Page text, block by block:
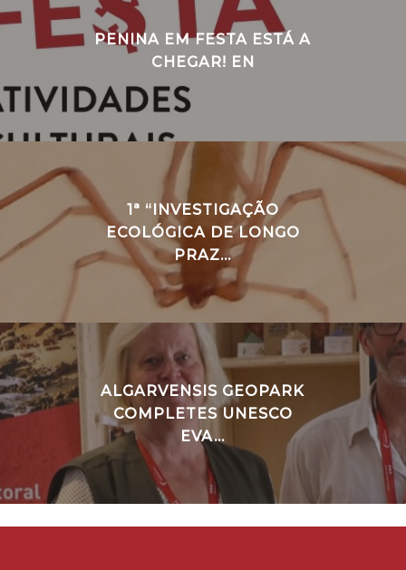
PENINA EM FESTA ESTÁ A
CHEGAR! EN
1ª “INVESTIGAÇÃO
ECOLÓGICA DE LONGO
PRAZ...
ALGARVENSIS GEOPARK
COMPLETES UNESCO
EVA...